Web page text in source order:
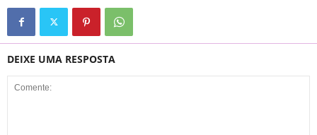
DEIXE UMA RESPOSTA